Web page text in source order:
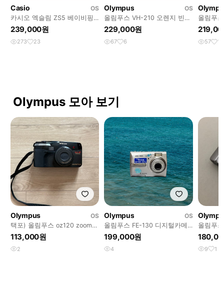
Casio
OS
카시오 엑슬림 ZS5 베이비핑
크 빈티지디카
239,000원
273 23
Olympus
OS
올림푸스 VH-210 오렌지 빈티
지디카
229,000원
67 6
올림푸
티지디카
57 12
Olympus 모아 보기
Olympus
OS
택포) 올림푸스 oz120 zoom
블랙
113,000원
2
Olympus
OS
올림푸스 FE-130 디지털카메
라
199,000원
4
올림푸
버 빈티
9 1